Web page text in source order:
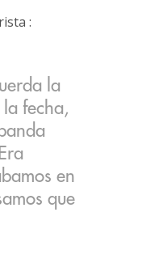
:
la
fecha,
en
que